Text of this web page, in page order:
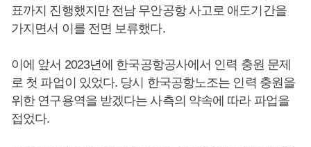
표까지 진행했지만 전남 무안공항 사고로 애도기간을
가지면서 이를 전면 보류했다.
이에 앞서 2023년에 한국공항공사에서 인력 충원 문제
로 첫 파업이 있었다. 당시 한국공항노조는 인력 충원을
위한 연구용역을 받겠다는 사측의 약속에 따라 파업을
접었다.